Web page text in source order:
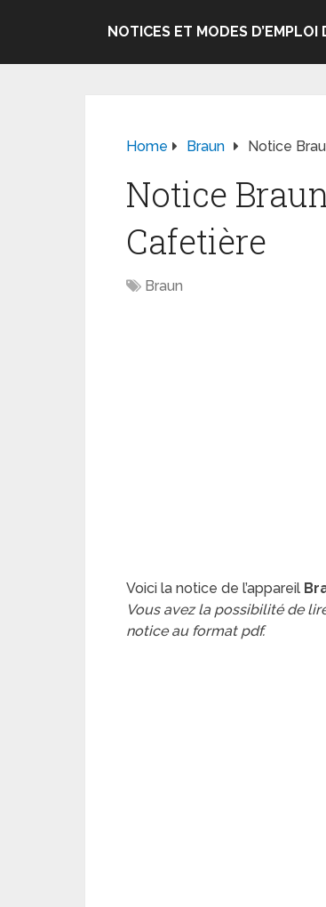
NOTICES ET MODES
Home Braun Notice
Notice
Cafetière
Braun
Voici la notice de l’appareil
Vous avez la possibilité de
notice au format pdf.